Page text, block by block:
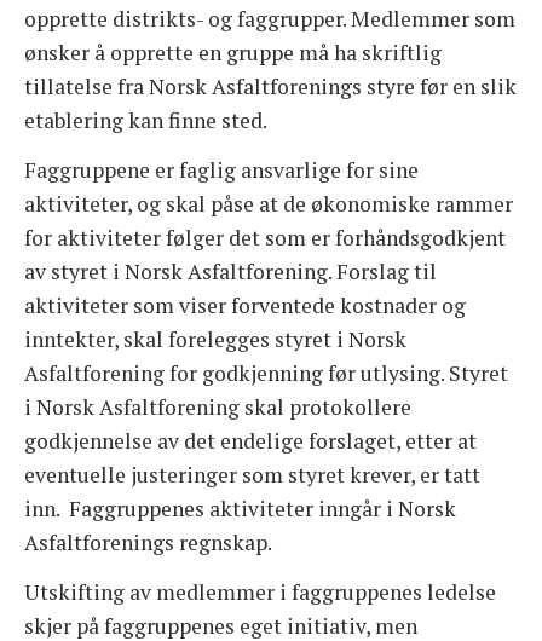
opprette distrikts- og faggrupper. Medlemmer som
ønsker å opprette en gruppe må ha skriftlig
tillatelse fra Norsk Asfaltforenings styre før en slik
etablering kan finne sted.
Faggruppene er faglig ansvarlige for sine
aktiviteter, og skal påse at de økonomiske rammer
for aktiviteter følger det som er forhåndsgodkjent
av styret i Norsk Asfaltforening. Forslag til
aktiviteter som viser forventede kostnader og
inntekter, skal forelegges styret i Norsk
Asfaltforening for godkjenning før utlysing. Styret
i Norsk Asfaltforening skal protokollere
godkjennelse av det endelige forslaget, etter at
eventuelle justeringer som styret krever, er tatt
inn. Faggruppenes aktiviteter inngår i Norsk
Asfaltforenings regnskap.
Utskifting av medlemmer i faggruppenes ledelse
skjer på faggruppenes eget initiativ, men